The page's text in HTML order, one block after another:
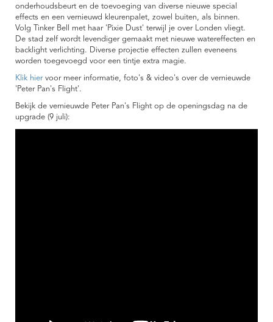
onderhoudsbeurt en de toevoeging van diverse nieuwe special
effects en een vernieuwd kleurenpalet, zowel buiten, als binnen.
Volg Tinker Bell met haar 'Pixie Dust' terwijl je over Londen vliegt.
De stad zelf wordt levendiger gemaakt met nieuwe watereffecten en
backlight verlichting. Diverse projectie effecten zullen eveneens
worden toegevoegd voor een tintje extra magie.
Klik hiervoor meer informatie, foto's & video's over de vernieuwde
'Peter Pan's Flight'.
Bekijk de vernieuwde Peter Pan's Flight op de openingsdag na de
upgrade (9 juli):